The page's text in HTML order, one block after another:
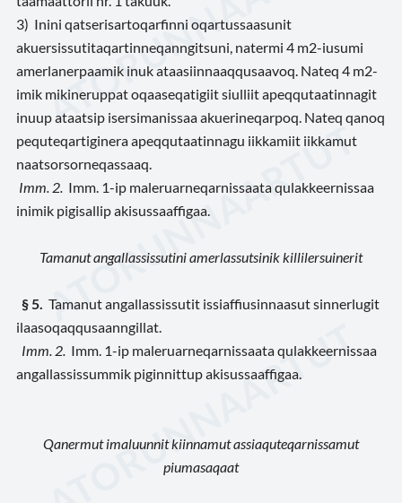
3) Inini qatserisartoqarfinni oqartussaasunit
akuersissutitaqartinneqanngitsuni, natermi 4 m2-iusumi
amerlanerpaamik inuk ataasiinnaaqqusaavoq. Nateq 4 m2-
imik mikineruppat oqaaseqatigiit siulliit apeqqutaatinnagit
inuup ataatsip isersimanissaa akuerineqarpoq. Nateq qanoq
pequteqartiginera apeqqutaatinnagu iikkamiit iikkamut
naatsorsorneqassaaq.
Imm. 2. Imm. 1-ip maleruarneqarnissaata qulakkeernissaa
inimik pigisallip akisussaaffigaa.
Tamanut angallassissutini amerlassutsinik killilersuinerit
§ 5. Tamanut angallassissutit issiaffiusinnaasut sinnerlugit
ilaasoqaqqusaanngillat.
Imm. 2. Imm. 1-ip maleruarneqarnissaata qulakkeernissaa
angallassissummik piginnittup akisussaaffigaa.
Qanermut imaluunnit kiinnamut assiaquteqarnissamut
piumasaqaat